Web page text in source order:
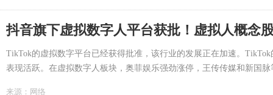
抖音旗下虚拟数字人平台获批！虚拟人概念
TikTok的虚拟数字平台已经获得批准，该行业的发展正在加速。
表现活跃。在虚拟数字人板块，奥菲娱乐强劲涨停，王传传媒和新国
来源： 网络